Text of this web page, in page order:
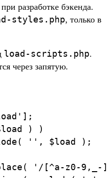
разработке бэкенда.
styles.php, только в
load-scripts.php.
через запятую.
) )
'', $load );
'/[^a-z0-